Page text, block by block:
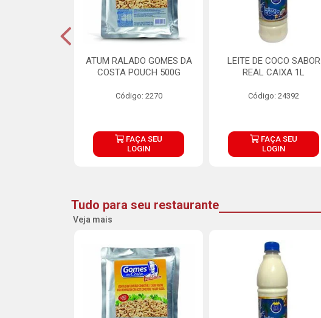
ATUM RALADO GOMES DA
COSTA POUCH 500G
Código: 2270
FAÇA SEU
LOGIN
LEITE DE COCO SABOR
REAL CAIXA 1L
Código: 24392
FAÇA SEU
LOGIN
Tudo para seu restaurante
Veja mais